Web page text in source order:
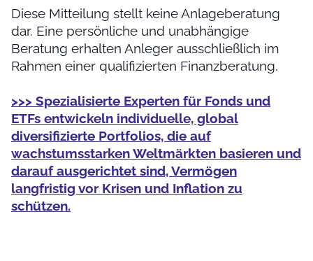
Diese Mitteilung stellt keine Anlageberatung
dar. Eine persönliche und unabhängige
Beratung erhalten Anleger ausschließlich im
Rahmen einer qualifizierten Finanzberatung.
>>> Spezialisierte Experten für Fonds und
ETFs entwickeln individuelle, global
diversifizierte Portfolios, die auf
wachstumsstarken Weltmärkten basieren und
darauf ausgerichtet sind, Vermögen
langfristig vor Krisen und Inflation zu
schützen.